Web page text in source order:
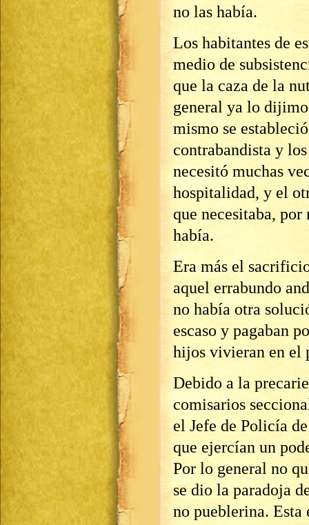
no las había.
Los habitantes de
medio de
que la caza de la
general ya lo
mismo se
contrabandista y
necesitó muchas
hospitalidad, y el
que necesitaba,
había.
Era más el
aquel errabundo
no había otra
escaso y pagaban
hijos vivieran en el
Debido a la
comisarios
el Jefe de Policía
que ejercían un
Por lo general no
se dio la paradoja
no pueblerina. Esta